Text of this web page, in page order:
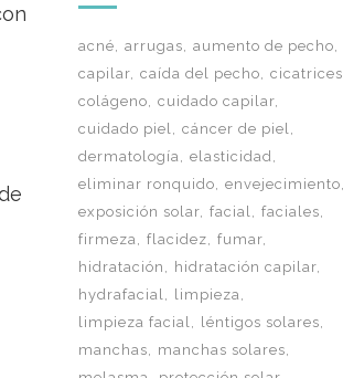
acné arrugas
aumento de pecho
capilar caída del pecho
cicatrices
colágeno
cuidado capilar
cuidado piel
cáncer de piel
dermatología
elasticidad
eliminar ronquido
envejecimiento
exposición solar facial
faciales
firmeza
flacidez
fumar
hidratación
hidratación capilar
hydrafacial
limpieza
limpieza facial
léntigos solares
manchas
manchas solares